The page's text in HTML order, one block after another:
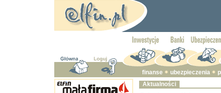
finanse ubezpieczenia
Aktualności